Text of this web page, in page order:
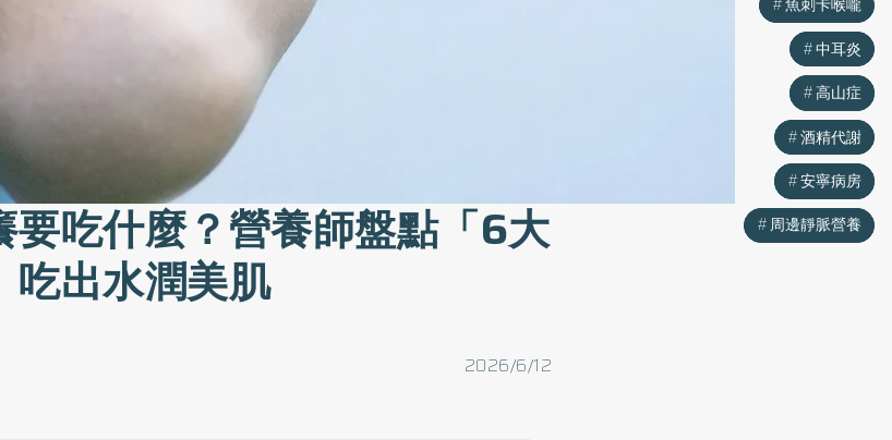
要吃什麼？營養師盤點「6大
吃出水潤美肌
2026/6/12
中耳炎
高山症
酒精代謝
安寧病房
周邊靜脈營養
中耳炎
高山症
酒精代謝
安寧病房
周邊靜脈營養